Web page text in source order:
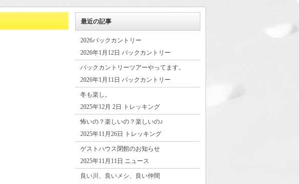
最近の記事
2026バックカントリー
2026年1月12日 バックカントリー
バックカントリーツアーやってます。
2026年1月11日 バックカントリー
冬も楽し。
2025年12月 2日 トレッキング
怖いの？楽しいの？楽しいの♪
2025年11月26日 トレッキング
ゲストハウス閉館のお知らせ
2025年11月11日 ニュース
良い川、良いメシ、良い仲間